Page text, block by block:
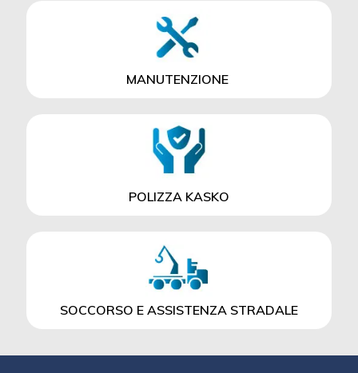
MANUTENZIONE
POLIZZA KASKO
SOCCORSO E ASSISTENZA STRADALE